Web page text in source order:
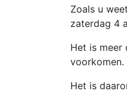
Zoals u
zaterdag 4
Het is meer
voorkomen.
Het is